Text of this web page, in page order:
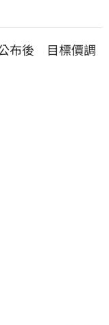
布後　目標價調